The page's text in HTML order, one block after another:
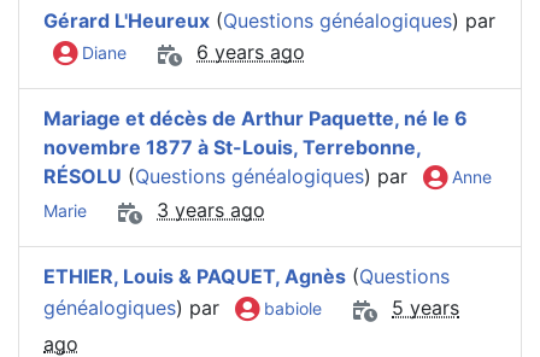
Gérard L'Heureux (Questions généalogiques) par
Diane 6 years ago
Mariage et décès de Arthur Paquette, né le 6
novembre 1877 à St-Louis, Terrebonne,
RÉSOLU (Questions généalogiques) par
Anne
Marie
3 years ago
ETHIER, Louis & PAQUET, Agnès (Questions
généalogiques) par babiole
5 years
ago